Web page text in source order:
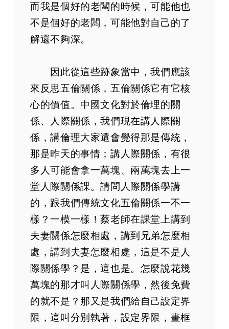
而我是個好的老闆的時候，可能他也
不是個好的老闆，可能他對自己的了
解還不夠深。
因此從這些跡象當中，我們應該
來反思五倫關係，五倫關係它有它核
心的價值。中國文化對於倫理的關
係、人際關係，我們現在講人際關
係，講倫理大家還會覺得那是傳統，
那是昨天的事情；講人際關係，有很
多人可能會拿一萬塊、兩萬塊去上一
堂人際關係課。請問人際關係學講
的，跟我們傳統文化五倫關係一不一
樣？一模一樣！蔡老師在課堂上講到
夫妻關係怎麼相處，講到兄弟怎麼相
處，講到夫妻怎麼相處，這是不是人
際關係學？是，這也是。怎麼說花幾
萬塊的那才叫人際關係學，然後免費
的就不是？那又是我們給自己設定界
限，這叫分別執著，設定界限，畫框